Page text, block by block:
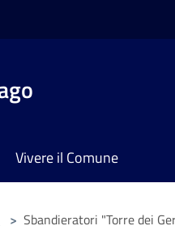
Vivere il Comune
> Sbandieratori "Torre dei